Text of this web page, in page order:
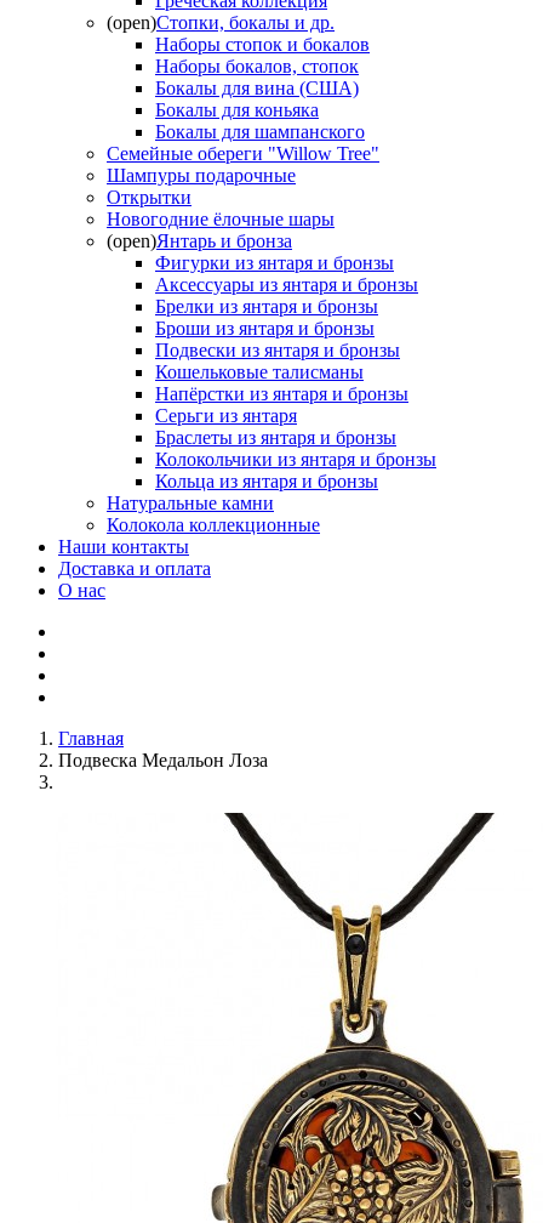
(open)Стопки, бокалы и др.
Наборы стопок и бокалов
Наборы бокалов, стопок
Бокалы для вина (США)
Бокалы для коньяка
Бокалы для шампанского
Семейные обереги "Willow Tree"
Шампуры подарочные
Открытки
Новогодние ёлочные шары
(open)Янтарь и бронза
Фигурки из янтаря и бронзы
Аксессуары из янтаря и бронзы
Брелки из янтаря и бронзы
Броши из янтаря и бронзы
Подвески из янтаря и бронзы
Кошельковые талисманы
Напёрстки из янтаря и бронзы
Серьги из янтаря
Браслеты из янтаря и бронзы
Колокольчики из янтаря и бронзы
Кольца из янтаря и бронзы
Натуральные камни
Колокола коллекционные
Наши контакты
Доставка и оплата
О нас
Главная
Подвеска Медальон Лоза